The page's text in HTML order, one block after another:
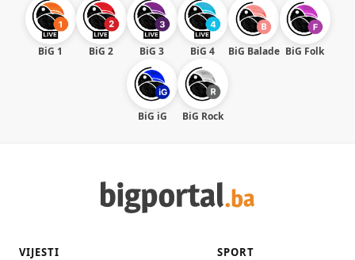
BiG 1 BiG 2 BiG 3 BiG 4 BiG Balade BiG Folk
BiG iG BiG Rock
VIJESTI SPORT